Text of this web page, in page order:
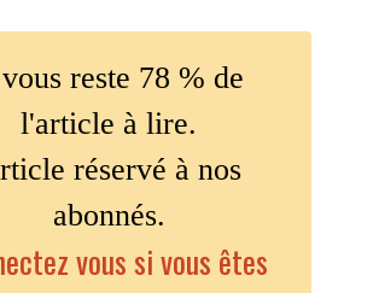
reste 78 % de
l'article à lire.
réservé à nos
abonnés.
vous si vous êtes